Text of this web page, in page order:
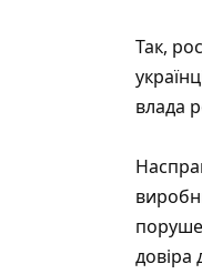
Так,
влада
довіра